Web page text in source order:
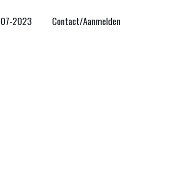
2023 Contact/Aanmelden